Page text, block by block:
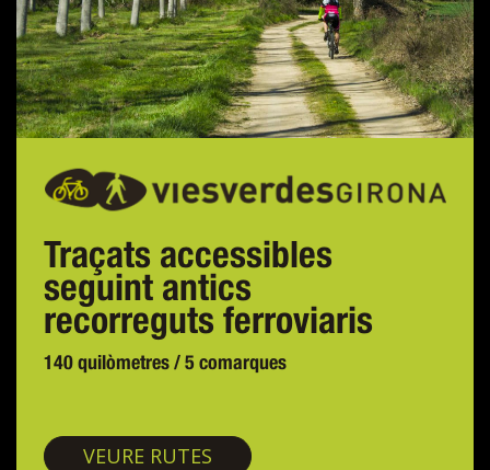
Traçats accessibles
seguint antics
recorreguts ferroviaris
140 quilòmetres / 5 comarques
VEURE RUTES Vies verdes